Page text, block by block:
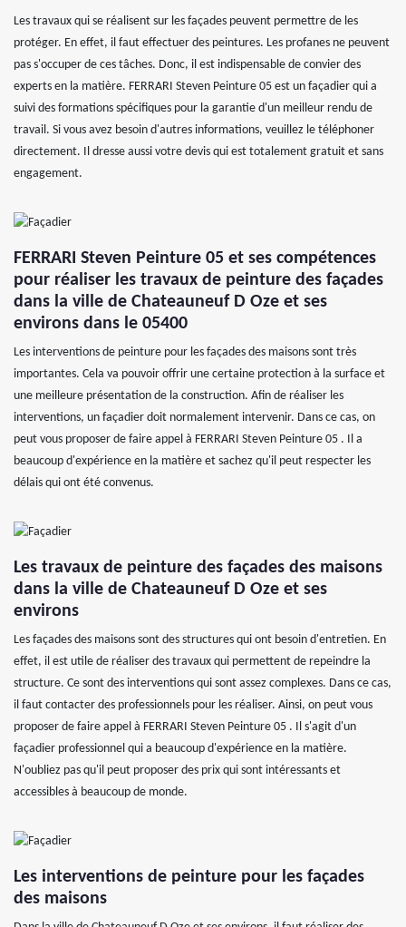
Les travaux qui se réalisent sur les façades peuvent permettre de les
protéger. En effet, il faut effectuer des peintures. Les profanes ne peuvent
pas s'occuper de ces tâches. Donc, il est indispensable de convier des
experts en la matière. FERRARI Steven Peinture 05 est un façadier qui a
suivi des formations spécifiques pour la garantie d'un meilleur rendu de
travail. Si vous avez besoin d'autres informations, veuillez le téléphoner
directement. Il dresse aussi votre devis qui est totalement gratuit et sans
engagement.
FERRARI Steven Peinture 05 et ses compétences
pour réaliser les travaux de peinture des façades
dans la ville de Chateauneuf D Oze et ses
environs dans le 05400
Les interventions de peinture pour les façades des maisons sont très
importantes. Cela va pouvoir offrir une certaine protection à la surface et
une meilleure présentation de la construction. Afin de réaliser les
interventions, un façadier doit normalement intervenir. Dans ce cas, on
peut vous proposer de faire appel à FERRARI Steven Peinture 05 . Il a
beaucoup d'expérience en la matière et sachez qu'il peut respecter les
délais qui ont été convenus.
Les travaux de peinture des façades des maisons
dans la ville de Chateauneuf D Oze et ses
environs
Les façades des maisons sont des structures qui ont besoin d'entretien. En
effet, il est utile de réaliser des travaux qui permettent de repeindre la
structure. Ce sont des interventions qui sont assez complexes. Dans ce cas,
il faut contacter des professionnels pour les réaliser. Ainsi, on peut vous
proposer de faire appel à FERRARI Steven Peinture 05 . Il s'agit d'un
façadier professionnel qui a beaucoup d'expérience en la matière.
N'oubliez pas qu'il peut proposer des prix qui sont intéressants et
accessibles à beaucoup de monde.
Les interventions de peinture pour les façades
des maisons